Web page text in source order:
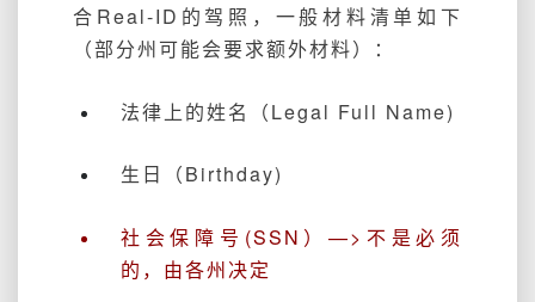
合Real-ID的驾照，一般材料清单如下
（部分州可能会要求额外材料）：
法律上的姓名（Legal Full Name)
生日（Birthday)
社会保障号(SSN）—>不是必须
的，由各州决定